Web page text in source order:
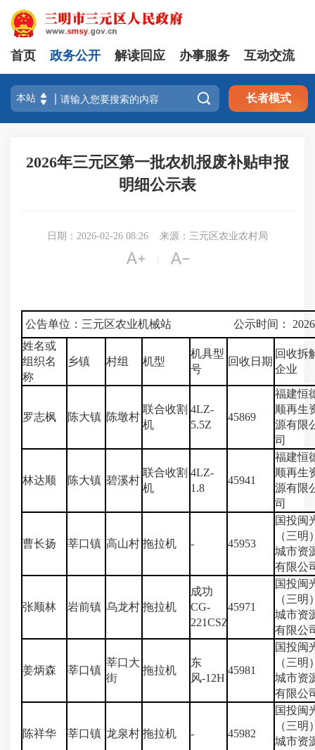
首页 政务公开 解读回应 办事服务 互动交流
 长者模式
2026年三元区第一批农机报废补贴申报
明细公示表
日期：2026-02-26 08:26 来源：三元区农业农村局
 
公告单位：三元区农业机械站 公示时间： 2026
姓名或
组织名
称
乡镇 村组 机型
机具型
号
回收日期
回收拆
企业
罗志枫 陈大镇 陈墩村
联合收割
机
4LZ-
5.5Z
45869
福建恒
顺再生
源有限
司
林达顺 陈大镇 碧溪村
联合收割
机
4LZ-
1.8
45941
福建恒
顺再生
源有限
司
曹长扬 莘口镇 高山村 拖拉机 - 45953
国投闽
（三明
城市资
有限公
张顺林 岩前镇 乌龙村 拖拉机
成功
CG-
221CSZ
45971
国投闽
（三明
城市资
有限公
姜炳森 莘口镇
莘口大
街
拖拉机
东
风-12H
45981
国投闽
（三明
城市资
有限公
陈祥华 莘口镇 龙泉村 拖拉机 - 45982
国投闽
（三明
城市资